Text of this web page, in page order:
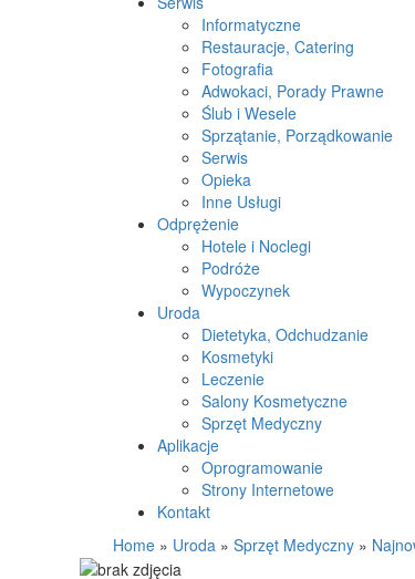
Informatyczne
Restauracje, Catering
Fotografia
Adwokaci, Porady Prawne
Ślub i Wesele
Sprzątanie, Porządkowanie
Serwis
Opieka
Inne Usługi
Odprężenie
Hotele i Noclegi
Podróże
Wypoczynek
Uroda
Dietetyka, Odchudzanie
Kosmetyki
Leczenie
Salony Kosmetyczne
Sprzęt Medyczny
Aplikacje
Oprogramowanie
Strony Internetowe
Kontakt
Home » Uroda » Sprzęt Medyczny »